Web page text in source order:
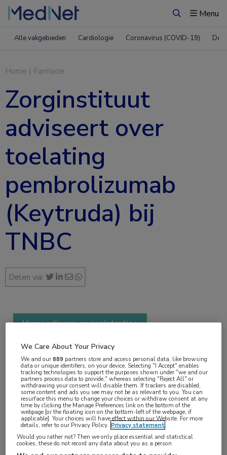
ZoekenMenu
Alle vakgebieden Cardiologie Coronavirus (COVID-19)
Home | Farmacie
Zorginstituut
adviseert over
toelating
pembrolizumab
(Keytruda) bij
TNBC
Delen via:
Vergoedingen en registraties
mei 2024
Vakgebieden:
Farmacie,Oncologie
Aandachtsgebieden:
Borstkanker
We Care About Your Privacy
We and our889 partners store and access personal data, like browsing
data or unique identifiers, on your device. Selecting "I Accept" enables
tracking technologies to support the purposes shown under "we and our
partners process data to provide," whereas selecting "Reject All" or
withdrawing your consent will disable them. If trackers are disabled,
some content and ads you see may not be as relevant to you. You can
resurface this menu to change your choices or withdraw consent at any
time by clicking the Manage Preferences link on the bottom of the
webpage [or the floating icon on the bottom-left of the webpage, if
applicable]. Your choices will have effect within our Website. For more
details, refer to our Privacy Policy. Privacy statement
Would you rather not? Then we only place essential and statistical
cookies, these do not record any data about you as a person